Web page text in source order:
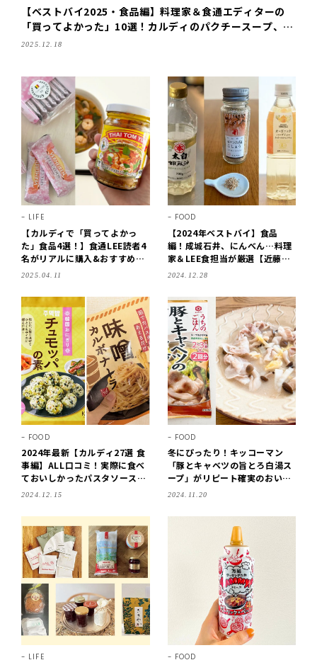
【ベストバイ2025・食品編】料理家＆食通エディターの
「買ってよかった」10選！カルディのパクチースープ、本
田味噌本店の味噌、プラナチャイetc.
2025.12.18
LIFE
【カルディで「買ってよかっ
た」食品4選！】食通LEE読者4
名がリアルに購入&おすすめの
「おいしいもの」を拝見♪【KA
2025.04.11
FOOD
【2024年ベストバイ】食品
編！成城石井、にんべん…料理
家＆LEE食担当が厳選【近藤幸
子さん・今井真実さん】
2024.12.28
FOOD
2024年最新【カルディ27選 食
事編】ALL口コミ！実際に食べ
ておいしかったパスタソース、
お手軽セット、ご飯のお供、時
2024.12.15
FOOD
冬にぴったり！キッコーマン
「豚とキャベツの旨とろ白湯ス
ープ」がリピート確実のおいし
さでした
2024.11.20
LIFE FOOD